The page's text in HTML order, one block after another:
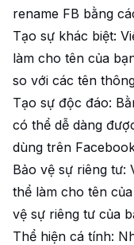
rename FB bằng
Tạo sự khác biệt:
làm cho tên của
so với các tên
Tạo sự độc đáo:
có thể dễ dàng
dùng trên
Bảo vệ sự riêng tư:
thể làm cho tên
vệ sự riêng tư của
Thể hiện cá tính: